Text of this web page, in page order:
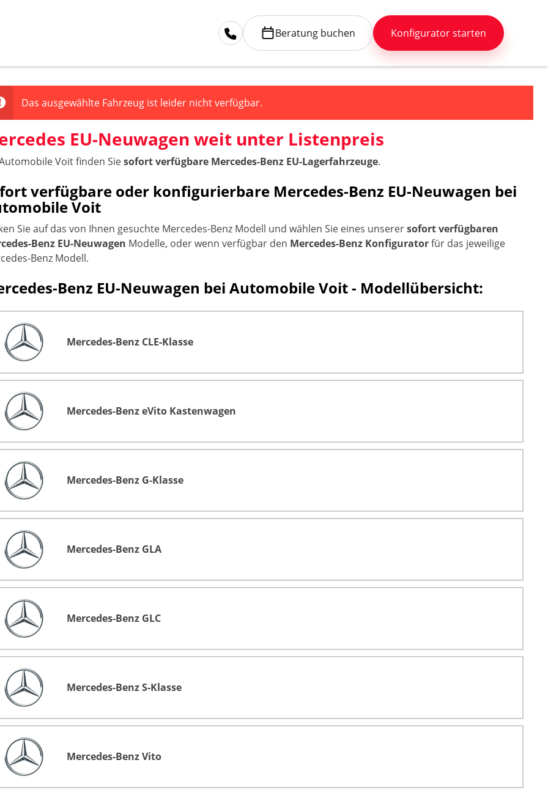
Beratung buchen Konfigurator starten
Das ausgewählte Fahrzeug ist leider nicht verfügbar.
EU-Neuwagen weit unter Listenpreis
Voit finden Siesofort verfügbare Mercedes-Benz EU-Lagerfahrzeuge.
verfügbare oder konfigurierbare Mercedes-Benz EU-Neuwagen bei
Voit
Sie auf das von Ihnen gesuchte Mercedes-Benz Modell und wählen Sie eines unserersofort verfügbaren
Benz EU-Neuwagen Modelle, oder wenn verfügbar den Mercedes-Benz Konfiguratorfür das jeweilige
Benz Modell.
Benz EU-Neuwagen bei Automobile Voit - Modellübersicht:
Mercedes-Benz CLE-Klasse
Mercedes-Benz eVito Kastenwagen
Mercedes-Benz G-Klasse
Mercedes-Benz GLA
Mercedes-Benz GLC
Mercedes-Benz S-Klasse
Mercedes-Benz Vito